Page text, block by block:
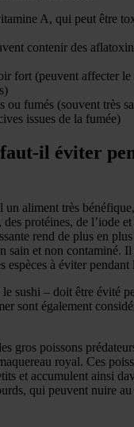
A, qui peut être
contenir des
fort (peuvent affecter
ou fumés (souvent très
issues de la fumée)
faut-il éviter
un aliment très
des protéines, de l’iode
rend de plus en
sain et non contaminé. Il
espèces à éviter pendant
sushi – doit être évité
sont également
gros poissons
royal. Ces
et accumulent ainsi
qui peuvent nuire